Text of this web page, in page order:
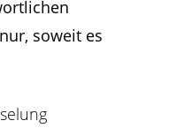
soweit es